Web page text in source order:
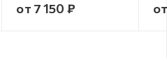
от 7 150 ₽